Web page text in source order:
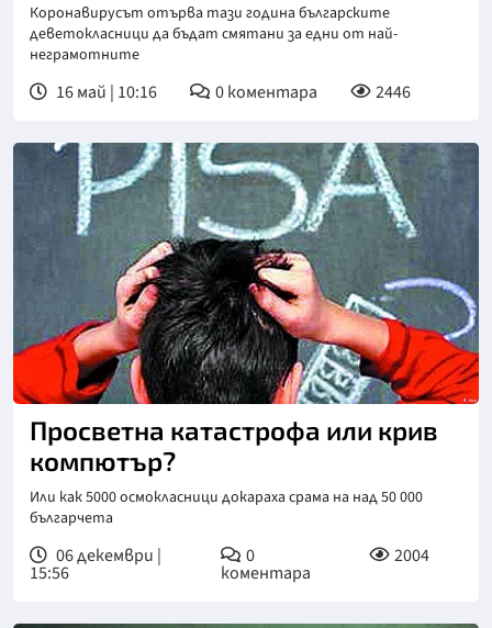
Коронавирусът отърва тази година българските
деветокласници да бъдат смятани за едни от най-
неграмотните
16 май | 10:16 0коментара 2446
Просветна катастрофа или крив
компютър?
Или как 5000 осмокласници докараха срама на над 50 000
българчета
06 декември |
15:56
0
коментара
2004